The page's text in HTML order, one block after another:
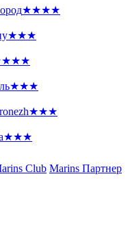
★★★★
★★★
★★★
★★★
★★★
Club Marins Партнер